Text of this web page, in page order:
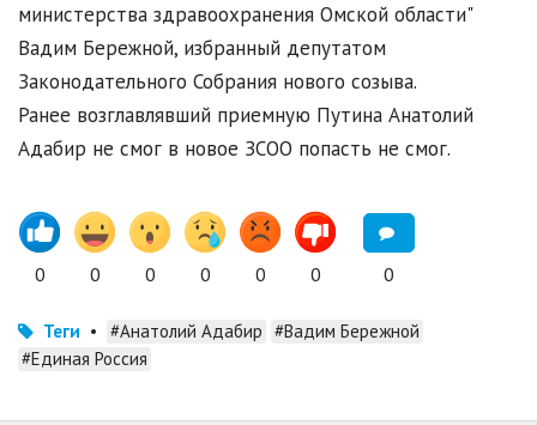
министерства здравоохранения Омской области"
Вадим Бережной, избранный депутатом
Законодательного Собрания нового созыва.
Ранее возглавлявший приемную Путина Анатолий
Адабир не смог в новое ЗСОО попасть не смог.
0 0 0 0 0 0 0
Теги • #Анатолий Адабир #Вадим Бережной
#Единая Россия